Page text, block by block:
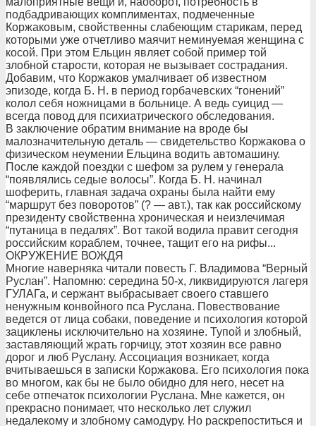
подбадривающих комплиментах, подмеченные
Коржаковым, свойственны слабеющим старикам, перед
которыми уже отчетливо маячит неминуемая женщина с
косой. При этом Ельцин являет собой пример той
злобной старости, которая не вызывает сострадания.
Добавим, что Коржаков умалчивает об известном
эпизоде, когда Б. Н. в период горбачевских “гонений”
колол себя ножницами в больнице. А ведь суицид —
всегда повод для психиатрического обследования.
В заключение обратим внимание на вроде бы
малозначительную деталь — свидетельство Коржакова о
физическом неумении Ельцина водить автомашину.
После каждой поездки с шефом за рулем у генерала
“появлялись седые волосы”. Когда Б. Н. начинал
шоферить, главная задача охраны была найти ему
“маршрут без поворотов” (? — авт.), так как российскому
президенту свойственна хроническая и неизлечимая
“путаница в педалях”. Вот такой водила правит сегодня
российским кораблем, точнее, тащит его на рифы...
ОКРУЖЕНИЕ ВОЖДЯ
Многие наверняка читали повесть Г. Владимова “Верный
Руслан”. Напомню: середина 50-х, ликвидируются лагеря
ГУЛАГа, и сержант выбрасывает своего ставшего
ненужным конвойного пса Руслана. Повествование
ведется от лица собаки, поведение и психология которой
зациклены исключительно на хозяине. Тупой и злобный,
заставляющий жрать горчицу, этот хозяин все равно
дорог и люб Руслану. Ассоциация возникает, когда
вчитываешься в записки Коржакова. Его психология пока
во многом, как бы не было обидно для него, несет на
себе отпечаток психологии Руслана. Мне кажется, он
прекрасно понимает, что несколько лет служил
недалекому и злобному самодуру. Но раскрепоститься и